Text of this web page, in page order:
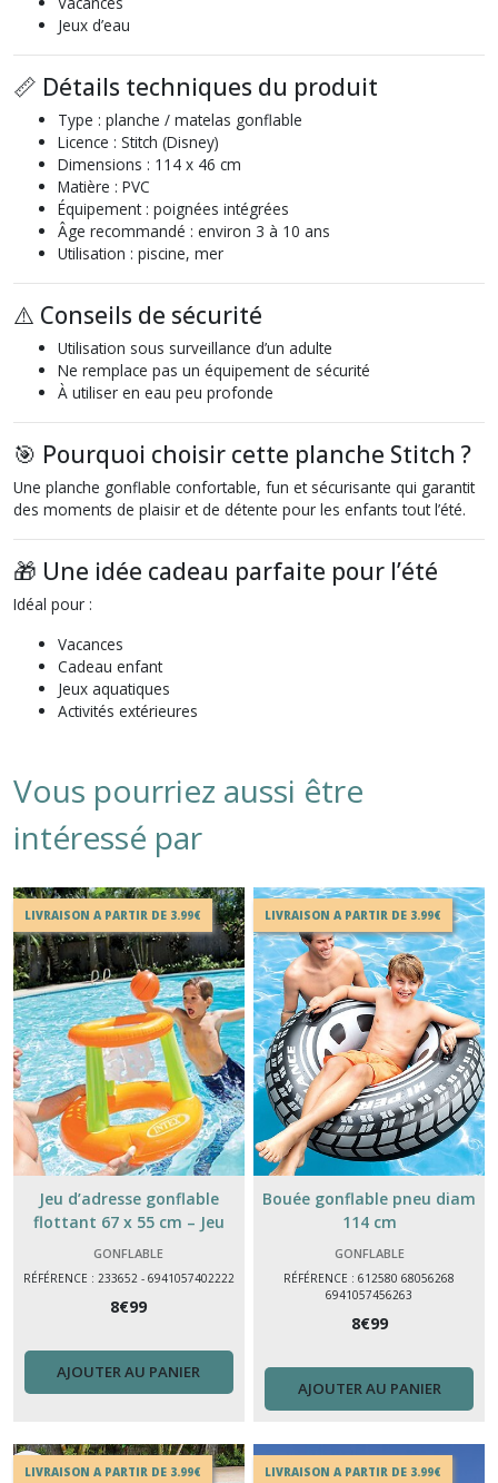
Jeux d’eau
📏 Détails techniques du produit
Type : planche / matelas gonflable
Licence : Stitch (Disney)
Dimensions : 114 x 46 cm
Matière : PVC
Équipement : poignées intégrées
Âge recommandé : environ 3 à 10 ans
Utilisation : piscine, mer
⚠️ Conseils de sécurité
Utilisation sous surveillance d’un adulte
Ne remplace pas un équipement de sécurité
À utiliser en eau peu profonde
🎯 Pourquoi choisir cette planche Stitch ?
Une planche gonflable confortable, fun et sécurisante qui garantit
des moments de plaisir et de détente pour les enfants tout l’été.
🎁 Une idée cadeau parfaite pour l’été
Idéal pour :
Vacances
Cadeau enfant
Jeux aquatiques
Activités extérieures
Vous pourriez aussi être
intéressé par
LIVRAISON A PARTIR DE 3.99€
Jeu d’adresse gonflable
flottant 67 x 55 cm – Jeu
piscine enfant
GONFLABLE
RÉFÉRENCE : 233652 - 6941057402222
8€99
AJOUTER AU PANIER
LIVRAISON A PARTIR DE 3.99€
Bouée gonflable pneu diam
114 cm
GONFLABLE
RÉFÉRENCE : 612580 68056268
6941057456263
8€99
AJOUTER AU PANIER
LIVRAISON A PARTIR DE 3.99€ LIVRAISON A PARTIR DE 3.99€